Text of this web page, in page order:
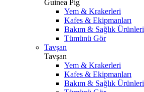
Guinea Pig
Yem & Krakerleri
Kafes & Ekipmanları
Bakım & Sağlık Ürünleri
Tümünü Gör
Tavşan
Tavşan
Yem & Krakerleri
Kafes & Ekipmanları
Bakım & Sağlık Ürünleri